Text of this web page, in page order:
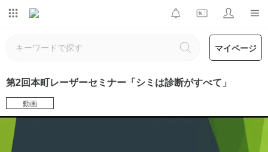
マイページ
第2回本町レーザーセミナー「シミは診断がすべて」
動画